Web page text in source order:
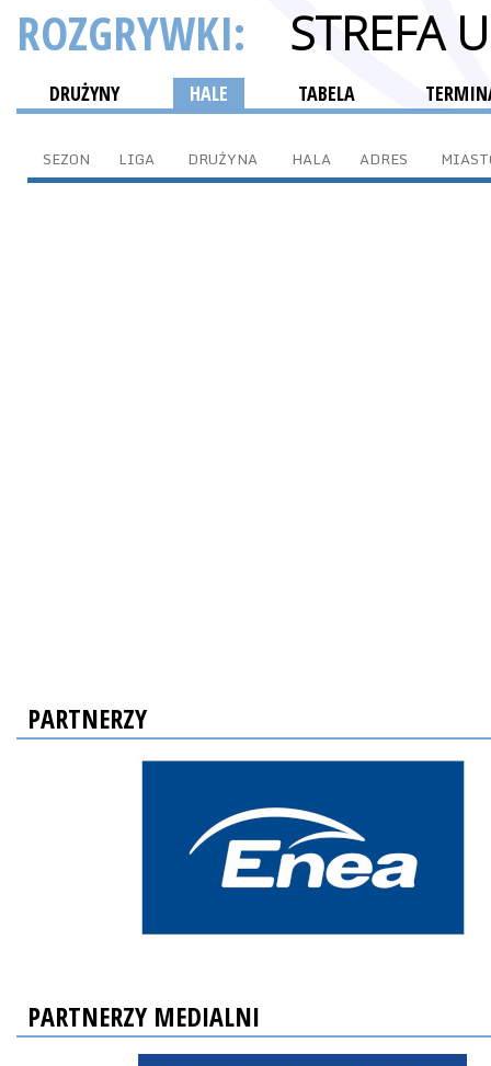
ROZGRYWKI: STREFA
DRUŻYNY HALE TABELA
SEZON LIGA DRUŻYNA HALA ADRES
PARTNERZY
PARTNERZY MEDIALNI